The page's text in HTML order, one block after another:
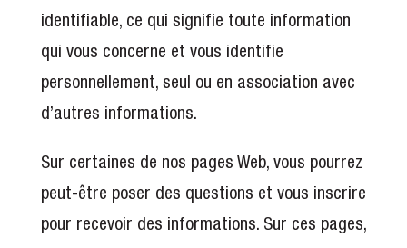
identifiable, ce qui signifie toute information
qui vous concerne et vous identifie
personnellement, seul ou en association avec
d’autres informations.
Sur certaines de nos pages Web, vous pourrez
peut-être poser des questions et vous inscrire
pour recevoir des informations. Sur ces pages,